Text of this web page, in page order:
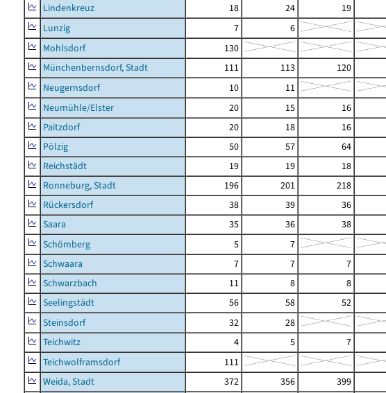
Lindenkreuz
18 24 19
Lunzig
7
6
Mohlsdorf
130
Münchenbernsdorf, Stadt
111 113 120
Neugernsdorf
10
11
Neumühle/Elster
20 15 16
Paitzdorf
20 18 16
Pölzig
50 57 64
Reichstädt
19 19 18
Ronneburg, Stadt
196 201 218
Rückersdorf
38 39 36
Saara
35 36 38
Schömberg
5
7
Schwaara
7 7 7
Schwarzbach
11 8 8
Seelingstädt
56 58 52
Steinsdorf
32
28
Teichwitz
4 5 7
Teichwolframsdorf
111
Weida, Stadt
372 356 399